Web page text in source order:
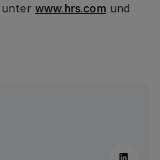
www.hrs.com und
Linkedin